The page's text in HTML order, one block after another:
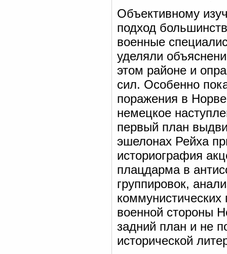
Объективному
подход
военные
уделяли
этом районе и
сил. Особенно
поражения в
немецкое
первый план
эшелонах Рейха
историография
плацдарма в
группировок,
военной стороны
задний план и не
исторической